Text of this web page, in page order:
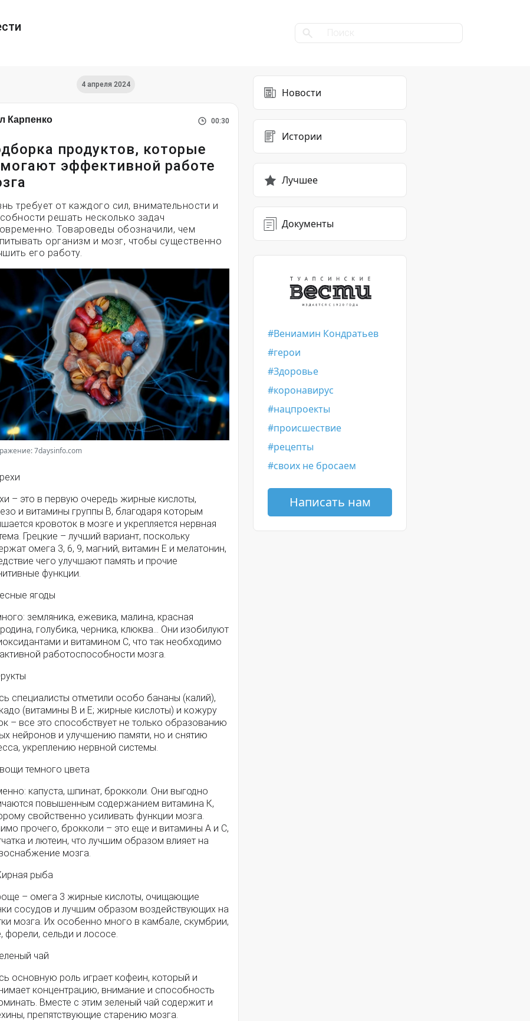
4 апреля 2024
Карпенко 00:30
продуктов, которые
эффективной работе
требует от каждого сил, внимательности и
решать несколько задач
Товароведы обозначили, чем
организм и мозг, чтобы существенно
его работу.
7daysinfo.com
– это в первую очередь жирные кислоты,
и витамины группы В, благодаря которым
кровоток в мозге и укрепляется нервная
Грецкие – лучший вариант, поскольку
омега 3, 6, 9, магний, витамин Е и мелатонин,
чего улучшают память и прочие
функции.
ягоды
земляника, ежевика, малина, красная
голубика, черника, клюква… Они изобилуют
и витамином С, что так необходимо
работоспособности мозга.
специалисты отметили особо бананы (калий),
(витамины В и Е; жирные кислоты) и кожуру
– все это способствует не только образованию
нейронов и улучшению памяти, но и снятию
укреплению нервной системы.
темного цвета
капуста, шпинат, брокколи. Они выгодно
повышенным содержанием витамина К,
свойственно усиливать функции мозга.
прочего, брокколи – это еще и витамины А и С,
и лютеин, что лучшим образом влияет на
мозга.
рыба
– омега 3 жирные кислоты, очищающие
сосудов и лучшим образом воздействующих на
мозга. Их особенно много в камбале, скумбрии,
форели, сельди и лососе.
чай
основную роль играет кофеин, который и
концентрацию, внимание и способность
Вместе с этим зеленый чай содержит и
препятствующие старению мозга.
Новости
Истории
Лучшее
Документы
Вениамин Кондратьев
герои
Здоровье
коронавирус
нацпроекты
происшествие
рецепты
своих не бросаем
Написать нам